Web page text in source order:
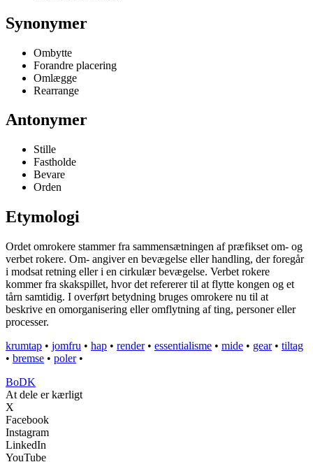
Synonymer
Ombytte
Forandre placering
Omlægge
Rearrange
Antonymer
Stille
Fastholde
Bevare
Orden
Etymologi
Ordet omrokere stammer fra sammensætningen af præfikset om- og
verbet rokere. Om- angiver en bevægelse eller handling, der foregår
i modsat retning eller i en cirkulær bevægelse. Verbet rokere
kommer fra skakspillet, hvor det refererer til at flytte kongen og et
tårn samtidig. I overført betydning bruges omrokere nu til at
beskrive en omorganisering eller omflytning af ting, personer eller
processer.
krumtap • jomfru • hap • render• essentialisme • mide • gear• tiltag
• bremse • poler•
BoDK
At dele er kærligt
X
Facebook
Instagram
LinkedIn
YouTube